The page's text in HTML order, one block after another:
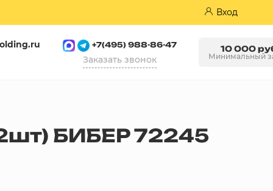
Вход
+7(495) 988-86-47
Заказать звонок
10 000
Минимальный
БИБЕР 72245